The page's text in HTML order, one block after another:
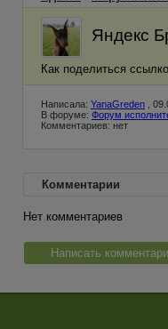
Яндекс
Как поделиться
Написала: YanaGreden ,
В форуме: Форум
Комментариев: нет
Комментарии
Нет комментариев
Написать